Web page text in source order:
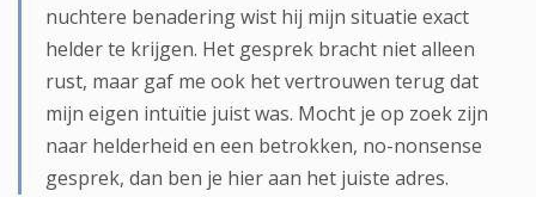
nuchtere benadering wist hij mijn situatie exact
helder te krijgen. Het gesprek bracht niet alleen
rust, maar gaf me ook het vertrouwen terug dat
mijn eigen intuïtie juist was. Mocht je op zoek zijn
naar helderheid en een betrokken, no-nonsense
gesprek, dan ben je hier aan het juiste adres.